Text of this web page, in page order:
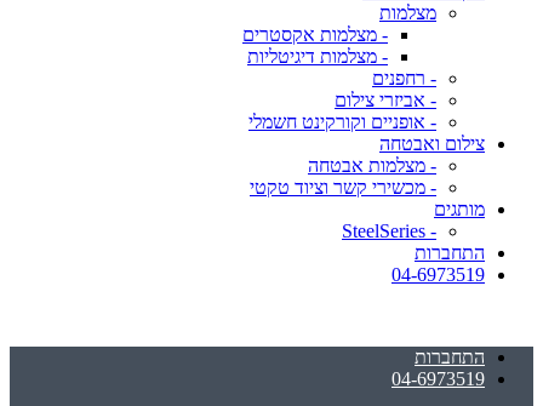
מצלמות
- מצלמות אקסטרים
- מצלמות דיגיטליות
- רחפנים
- אביזרי צילום
- אופניים וקורקינט חשמלי
צילום ואבטחה
- מצלמות אבטחה
- מכשירי קשר וציוד טקטי
מותגים
- SteelSeries
התחברות
04-6973519
התחברות
04-6973519